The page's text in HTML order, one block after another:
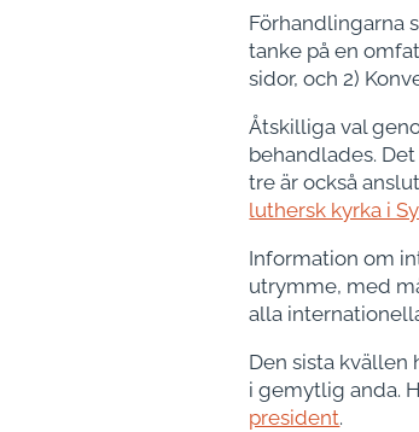
Förhandlingarna
tanke på en
sidor, och 2)
Åtskilliga val
behandlades.
tre är också
luthersk kyrka i
Information om
utrymme, med
alla
Den sista kvällen
i gemytlig anda.
president.